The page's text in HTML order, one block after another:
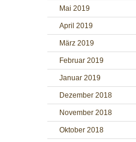
Mai 2019
April 2019
März 2019
Februar 2019
Januar 2019
Dezember 2018
November 2018
Oktober 2018